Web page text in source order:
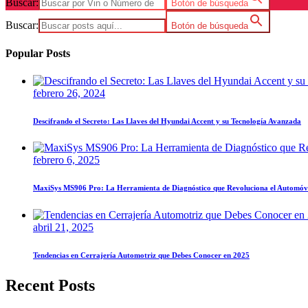
Buscar: Botón de búsqueda
Buscar: Botón de búsqueda
Popular Posts
febrero 26, 2024
Descifrando el Secreto: Las Llaves del Hyundai Accent y su Tecnología Avanzada
febrero 6, 2025
MaxiSys MS906 Pro: La Herramienta de Diagnóstico que Revoluciona el
abril 21, 2025
Tendencias en Cerrajería Automotriz que Debes Conocer en 2025
Recent Posts